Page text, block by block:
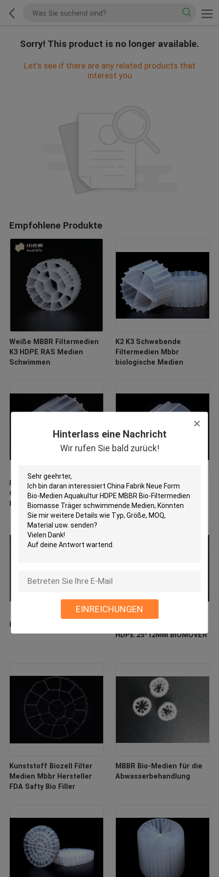
Hinterlass eine Nachricht
Wir rufen Sie bald zurück!
EINREICHUNGEN
Sorry! This product is no longer available.
Let's see if there are any related products that
interest you
Empfohlene Produkte
Weiße MBBR Filtermedien
K3 HDPE RAS Medien
Schwimmen
K2 K3 Schwebende
Filtermedien Mbbr
biologische Medien
PE03 MBBR Bio Media
China Hersteller Neues
Hdpe-Material Biomover
Jungfrau HDPE MBBR
Filtermedienfabrik direkt
biologischer Beweger
HDPE-Biozellfiltermedien
HDPE 25*12MM BIOMOVER
Kunststoff Biozell Filter
Medien Mbbr Hersteller
FDA Safty Bio Filler
MBBR Bio-Medien für die
Abwasserbehandlung